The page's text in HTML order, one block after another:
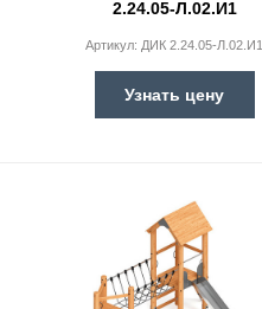
2.24.05-Л.02.И1
Артикул: ДИК 2.24.05-Л.02.И1
Узнать цену